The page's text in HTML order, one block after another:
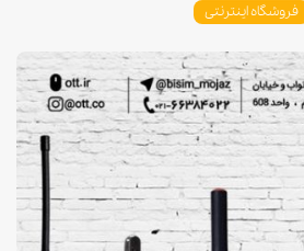
فروشگاه اینترنتی